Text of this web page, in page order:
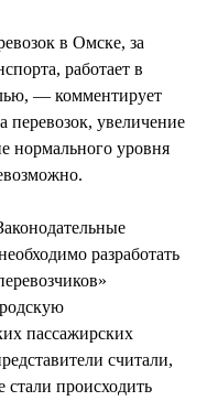
в Омске, за
работает в
— комментирует
увеличение
нормального уровня
разработать
пассажирских
считали,
происходить